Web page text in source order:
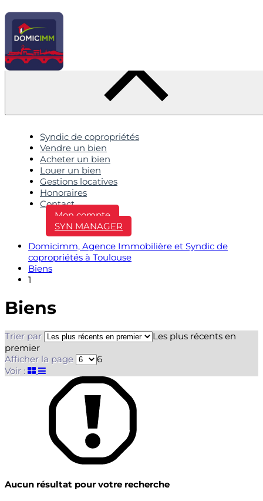
Syndic de copropriétés
Vendre un bien
Acheter un bien
Louer un bien
Gestions locatives
Honoraires
Contact
Mon compte
SYN MANAGER
Domicimm, Agence Immobilière et Syndic de
copropriétés à Toulouse
Biens
1
Biens
Trier par
Les plus récents en
premier
Afficher la page
6
Voir :
Aucun résultat pour votre recherche